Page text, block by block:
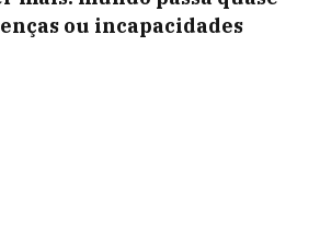
ou incapacidades